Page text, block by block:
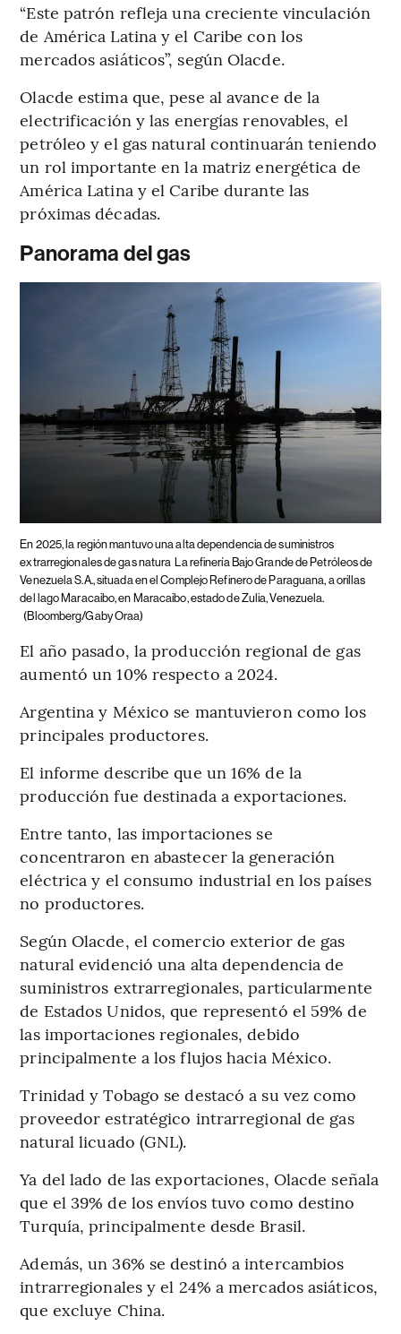
“Este patrón refleja una creciente vinculación
de América Latina y el Caribe con los
mercados asiáticos”, según Olacde.
Olacde estima que, pese al avance de la
electrificación y las energías renovables, el
petróleo y el gas natural continuarán teniendo
un rol importante en la matriz energética de
América Latina y el Caribe durante las
próximas décadas.
Panorama del gas
En 2025, la región mantuvo una alta dependencia de suministros
extrarregionales de gas natura La refinería Bajo Grande de Petróleos de
Venezuela S.A., situada en el Complejo Refinero de Paraguana, a orillas
del lago Maracaibo, en Maracaibo, estado de Zulia, Venezuela.
(Bloomberg/Gaby Oraa)
El año pasado, la producción regional de gas
aumentó un 10% respecto a 2024.
Argentina y México se mantuvieron como los
principales productores.
El informe describe que un 16% de la
producción fue destinada a exportaciones.
Entre tanto, las importaciones se
concentraron en abastecer la generación
eléctrica y el consumo industrial en los países
no productores.
Según Olacde, el comercio exterior de gas
natural evidenció una alta dependencia de
suministros extrarregionales, particularmente
de Estados Unidos, que representó el 59% de
las importaciones regionales, debido
principalmente a los flujos hacia México.
Trinidad y Tobago se destacó a su vez como
proveedor estratégico intrarregional de gas
natural licuado (GNL).
Ya del lado de las exportaciones, Olacde señala
que el 39% de los envíos tuvo como destino
Turquía, principalmente desde Brasil.
Además, un 36% se destinó a intercambios
intrarregionales y el 24% a mercados asiáticos,
que excluye China.